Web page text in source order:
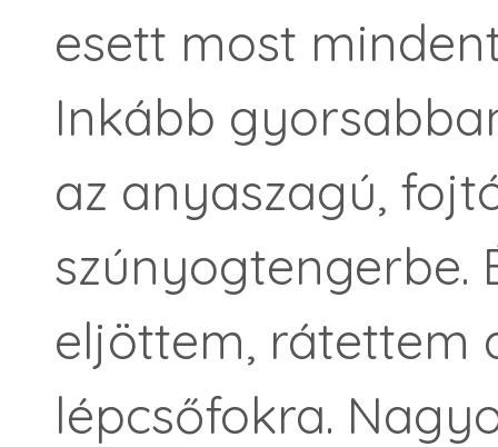
esett most
Inkább
az anyaszagú,
szúnyogtengerbe.
eljöttem, rátettem
lépcsőfokra.